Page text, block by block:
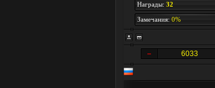
Награды: 32
Замечания: 0%
6033